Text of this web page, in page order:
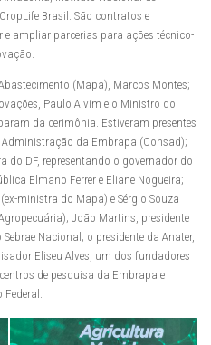
Brasil. São contratos e
ampliar parcerias para ações técnico-
(Mapa), Marcos Montes;
Paulo Alvim e o Ministro do
da cerimônia. Estiveram presentes
da Embrapa (Consad);
do DF, representando o governador do
Elmano Ferrer e Eliane Nogueira;
ministra do Mapa) e Sérgio Souza
João Martins, presidente
Nacional; o presidente da Anater,
Eliseu Alves, um dos fundadores
de pesquisa da Embrapa e